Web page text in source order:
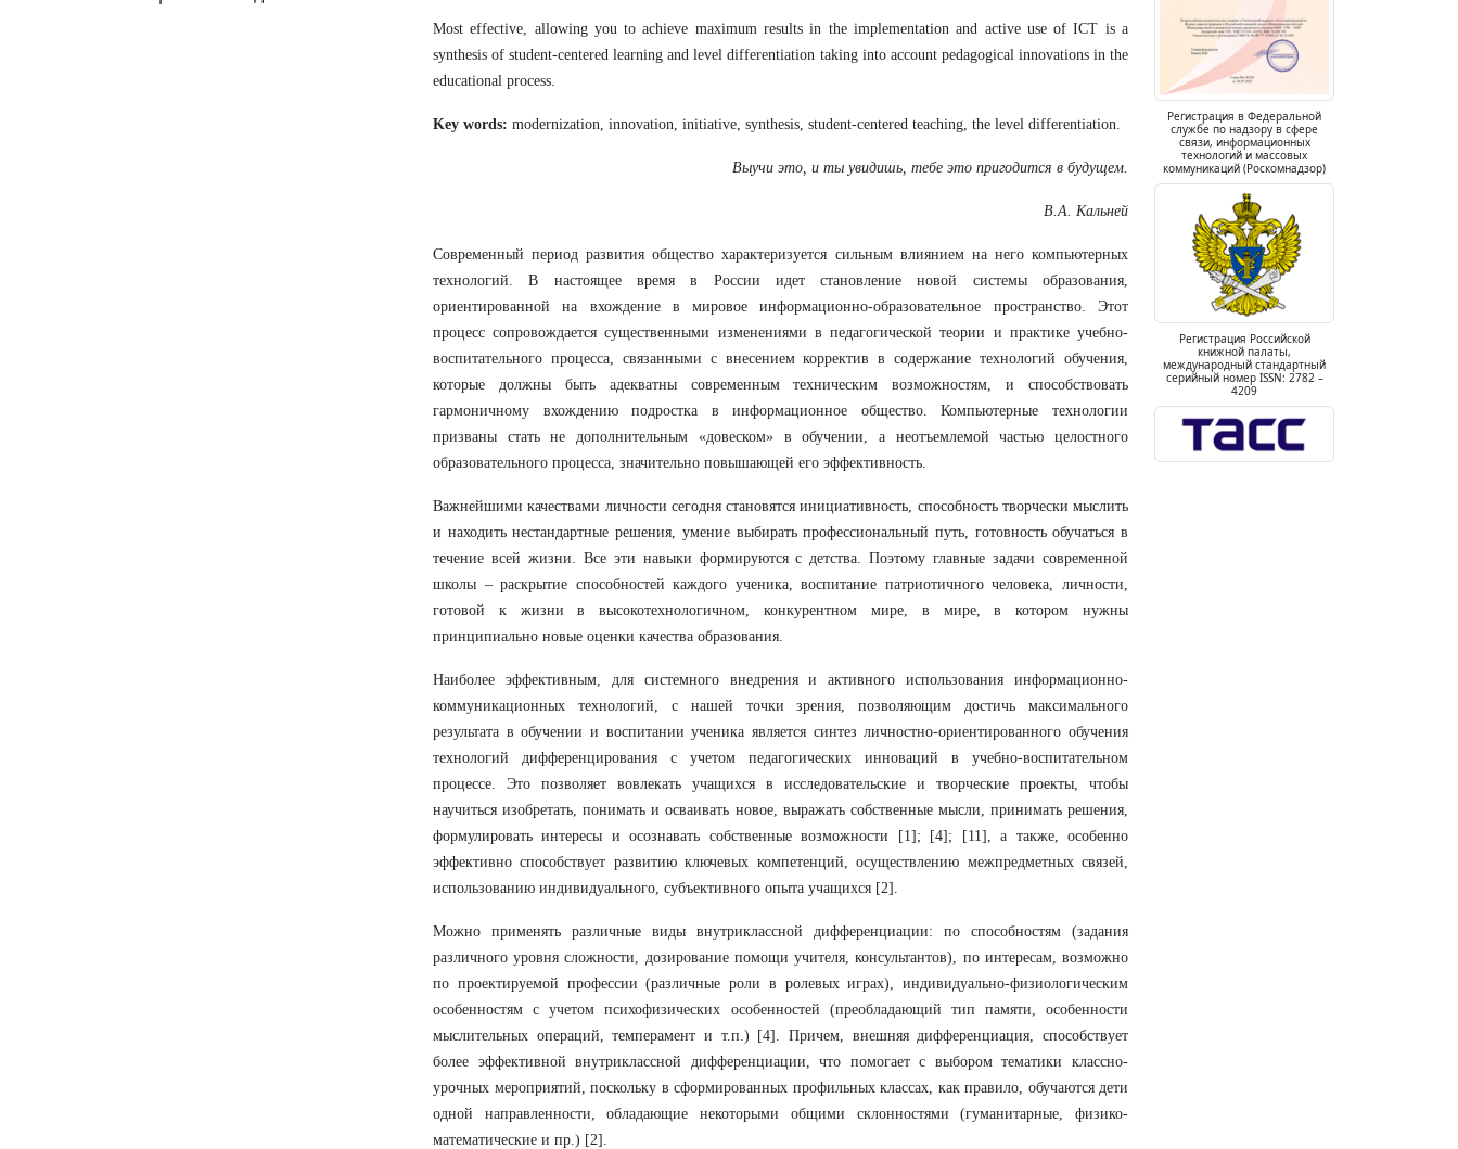
Most effective, allowing you to achieve maximum results in the implementation and active use of ICT is a
synthesis of student-centered learning and level differentiation taking into account pedagogical innovations in the
educational process.
Key words: modernization, innovation, initiative, synthesis, student-centered teaching, the level differentiation.
Выучи это, и ты увидишь, тебе это пригодится в будущем.
В.А. Кальней
Современный период развития общество характеризуется сильным влиянием на него компьютерных
технологий. В настоящее время в России идет становление новой системы образования,
ориентированной на вхождение в мировое информационно-образовательное пространство. Этот
процесс сопровождается существенными изменениями в педагогической теории и практике учебно-
воспитательного процесса, связанными с внесением корректив в содержание технологий обучения,
которые должны быть адекватны современным техническим возможностям, и способствовать
гармоничному вхождению подростка в информационное общество. Компьютерные технологии
призваны стать не дополнительным «довеском» в обучении, а неотъемлемой частью целостного
образовательного процесса, значительно повышающей его эффективность.
Важнейшими качествами личности сегодня становятся инициативность, способность творчески мыслить
и находить нестандартные решения, умение выбирать профессиональный путь, готовность обучаться в
течение всей жизни. Все эти навыки формируются с детства. Поэтому главные задачи современной
школы – раскрытие способностей каждого ученика, воспитание патриотичного человека, личности,
готовой к жизни в высокотехнологичном, конкурентном мире, в мире, в котором нужны
принципиально новые оценки качества образования.
Наиболее эффективным, для системного внедрения и активного использования информационно-
коммуникационных технологий, с нашей точки зрения, позволяющим достичь максимального
результата в обучении и воспитании ученика является синтез личностно-ориентированного обучения
технологий дифференцирования с учетом педагогических инноваций в учебно-воспитательном
процессе. Это позволяет вовлекать учащихся в исследовательские и творческие проекты, чтобы
научиться изобретать, понимать и осваивать новое, выражать собственные мысли, принимать решения,
формулировать интересы и осознавать собственные возможности [1]; [4]; [11], а также, особенно
эффективно способствует развитию ключевых компетенций, осуществлению межпредметных связей,
использованию индивидуального, субъективного опыта учащихся [2].
Можно применять различные виды внутриклассной дифференциации: по способностям (задания
различного уровня сложности, дозирование помощи учителя, консультантов), по интересам, возможно
по проектируемой профессии (различные роли в ролевых играх), индивидуально-физиологическим
особенностям с учетом психофизических особенностей (преобладающий тип памяти, особенности
мыслительных операций, темперамент и т.п.) [4]. Причем, внешняя дифференциация, способствует
более эффективной внутриклассной дифференциации, что помогает с выбором тематики классно-
урочных мероприятий, поскольку в сформированных профильных классах, как правило, обучаются дети
одной направленности, обладающие некоторыми общими склонностями (гуманитарные, физико-
математические и пр.) [2].
Регистрация в Федеральной
службе по надзору в сфере
связи, информационных
технологий и массовых
коммуникаций (Роскомнадзор)
Регистрация Российской
книжной палаты,
международный стандартный
серийный номер ISSN: 2782 –
4209